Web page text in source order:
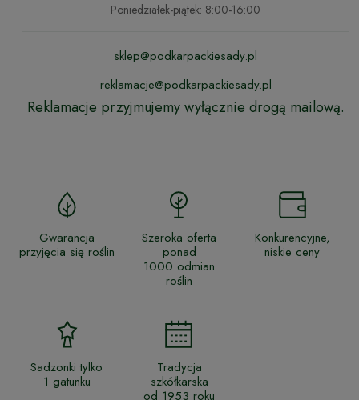
Poniedziałek-piątek: 8:00-16:00
sklep@podkarpackiesady.pl
reklamacje@podkarpackiesady.pl
Reklamacje przyjmujemy wyłącznie drogą mailową.
Gwarancja
przyjęcia się roślin
Szeroka oferta
ponad
1000 odmian
roślin
Konkurencyjne,
niskie ceny
Sadzonki tylko
1 gatunku
Tradycja
szkółkarska
od 1953 roku